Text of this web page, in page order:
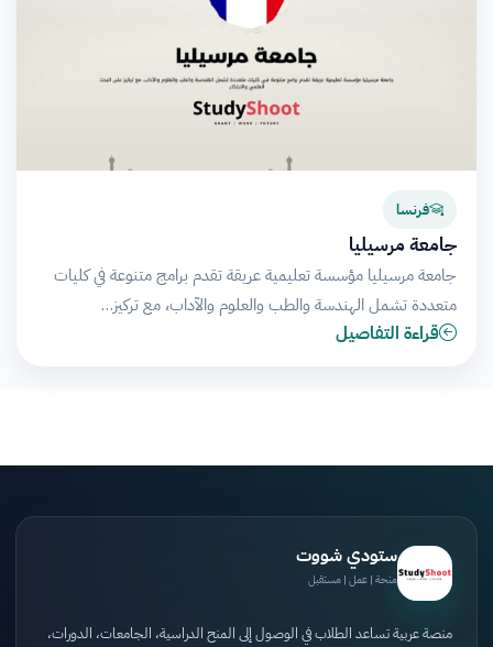
فرنسا
جامعة مرسيليا
جامعة مرسيليا مؤسسة تعليمية عريقة تقدم برامج متنوعة في كليات
متعددة تشمل الهندسة والطب والعلوم والآداب، مع تركيز…
قراءة التفاصيل
ستودي شووت
منحة | عمل | مستقبل
منصة عربية تساعد الطلاب في الوصول إلى المنح الدراسية، الجامعات، الدورات،